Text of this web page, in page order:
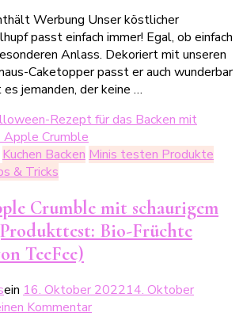
Gugelhupf
mit
„faltigen“
Fledermaus-
Caketopper
Werbung Unser köstlicher
passt einfach immer! Egal, ob einfach
Anlass. Dekoriert mit unseren
Caketopper passt er auch wunderbar
jemanden, der keine …
Kuchen Backen Minis testen Produkte
& Tricks
Crumble mit schaurigem
Bio-Früchte
TeeFee)
ein 16. Oktober 202214. Oktober
Kommentarzu